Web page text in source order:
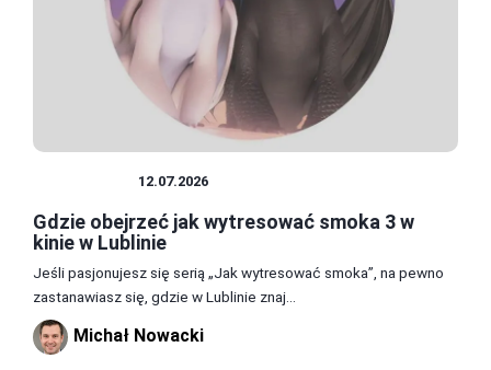
12.07.2026
Gdzie obejrzeć jak wytresować smoka 3 w
kinie w Lublinie
Jeśli pasjonujesz się serią „Jak wytresować smoka”, na pewno
zastanawiasz się, gdzie w Lublinie znaj...
Michał Nowacki